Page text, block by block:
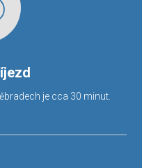
je cca 30 minut.